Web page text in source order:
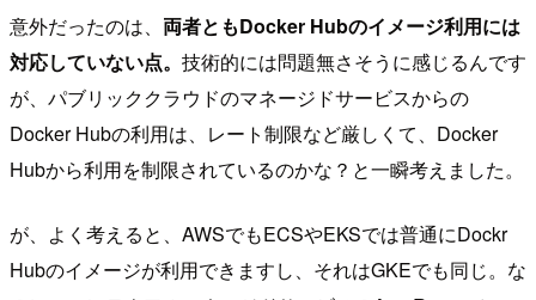
意外だったのは、 両者ともDocker Hubのイメージ利用には
対応していない点。 技術的には問題無さそうに感じるんです
が、パブリッククラウドのマネージドサービスからの
Docker Hubの利用は、レート制限など厳しくて、Docker
Hubから利用を制限されているのかな？と一瞬考えました。
が、よく考えると、AWSでもECSやEKSでは普通にDockr
Hubのイメージが利用できますし、それはGKEでも同じ。な